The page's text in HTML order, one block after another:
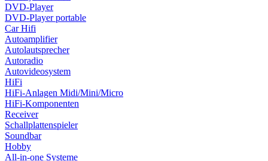
DVD-Player
DVD-Player portable
Car Hifi
Autoamplifier
Autolautsprecher
Autoradio
Autovideosystem
HiFi
HiFi-Anlagen Midi/Mini/Micro
HiFi-Komponenten
Receiver
Schallplattenspieler
Soundbar
Hobby
All-in-one Systeme